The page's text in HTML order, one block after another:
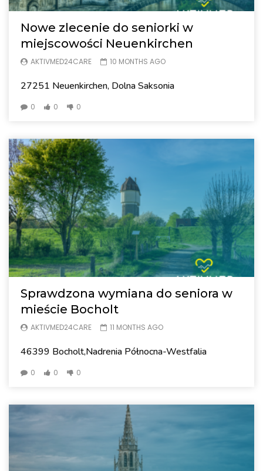
Nowe zlecenie do seniorki w
miejscowości Neuenkirchen
AKTIVMED24CARE 10 MONTHS AGO
27251 Neuenkirchen, Dolna Saksonia
0 0 0
Sprawdzona wymiana do seniora w
mieście Bocholt
AKTIVMED24CARE 11 MONTHS AGO
46399 Bocholt,Nadrenia Północna-Westfalia
0 0 0